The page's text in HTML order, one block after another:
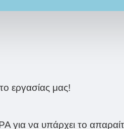
εργασίας μας!
να υπάρχει το